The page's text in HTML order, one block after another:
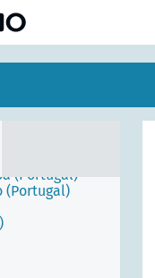
(Portugal)
(Portugal)